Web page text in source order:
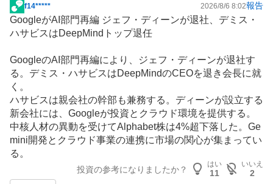
掲
示
板
事
f14***** 2026/8/6 8:02報告
GoogleがAI部門再編 ジェフ・ディーンが退社、デミス・
ハサビスはDeepMindトップ退任
GoogleのAI部門再編により、ジェフ・ディーンが退社す
る。デミス・ハサビスはDeepMindのCEOを退き会長に就
く。
ハサビスは親会社の幹部も兼務する。ディーンが設立する
新会社には、Googleが投資とクラウド環境を提供する。
中核人材の異動を受けてAlphabet株は4%超下落した。Ge
mini開発とクラウド事業の連携に市場の関心が集まってい
る。
投資の参考になりましたか？
はい
11
いいえ
2